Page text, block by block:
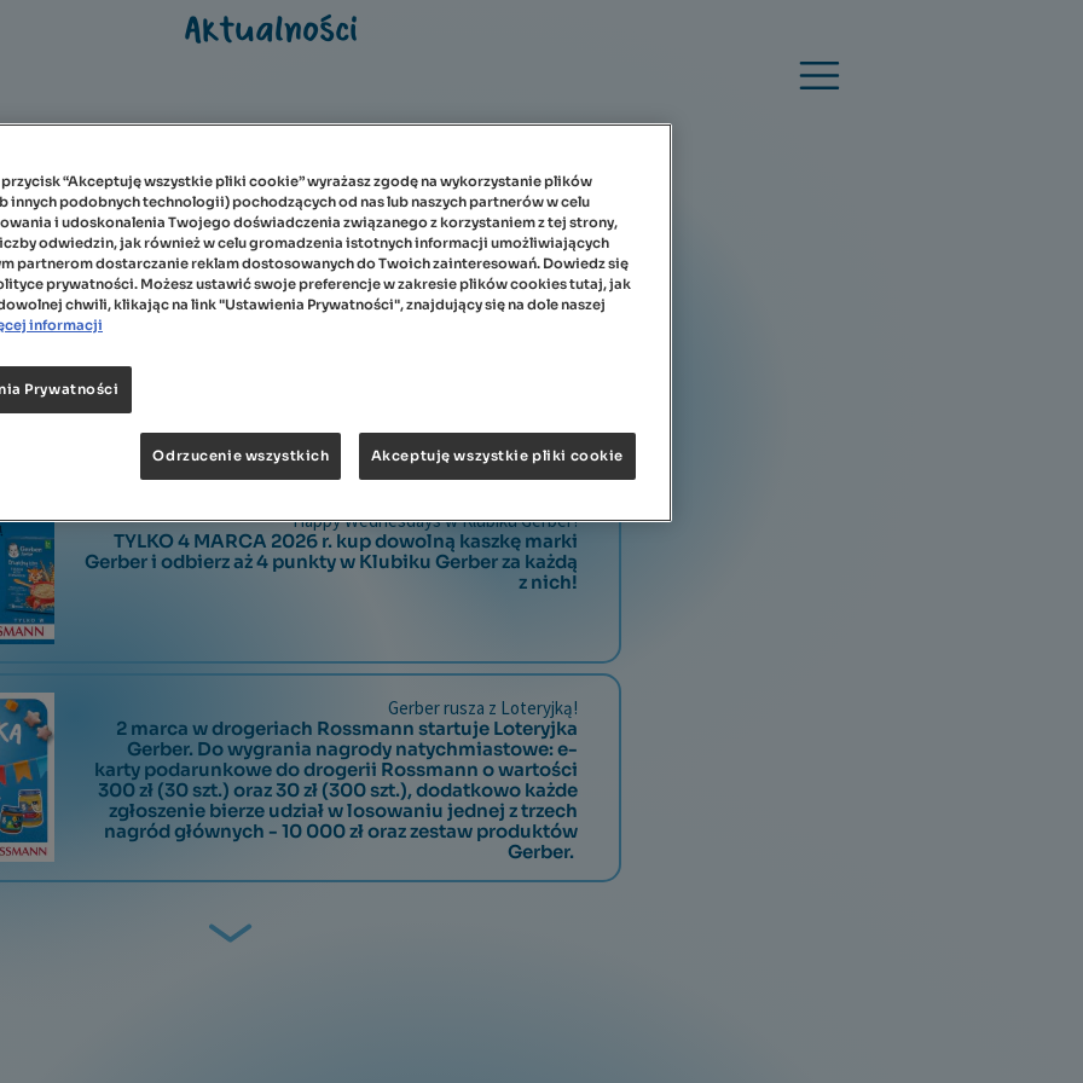
Aktualności
Strona główna
O klubiku
FAQ
Kontakt
Happy Wednesdays w Klubiku Gerber!
TYLKO 4 MARCA 2026 r. kup dowolną kaszkę marki
Gerber i odbierz aż4 punktyw Klubiku Gerber za każdą
z nich!
Gerber rusza z Loteryjką!
2 marca w drogeriach Rossmann startuje Loteryjka
Gerber. Do wygrania nagrody natychmiastowe: e-
karty podarunkowe do drogerii Rossmann o wartości
300 zł (30 szt.) oraz 30 zł (300 szt.), dodatkowo każde
zgłoszenie bierze udział w losowaniu jednej z trzech
nagród głównych - 10 000 zł oraz zestaw produktów
Gerber.
“Akceptuję wszystkie pliki cookie” wyrażasz zgodę na wykorzystanie plików
innych podobnych technologii) pochodzących od nas lub naszych partnerów w celu
i udoskonalenia Twojego doświadczenia związanego z korzystaniem z tej strony,
odwiedzin, jak również w celu gromadzenia istotnych informacji umożliwiających
partnerom dostarczanie reklam dostosowanych do Twoich zainteresowań. Dowiedz się
prywatności. Możesz ustawić swoje preferencje w zakresie plików cookies tutaj, jak
chwili, klikając na link "Ustawienia Prywatności", znajdujący się na dole naszej
informacji
Prywatności
Odrzucenie wszystkich Akceptuję wszystkie pliki cookie